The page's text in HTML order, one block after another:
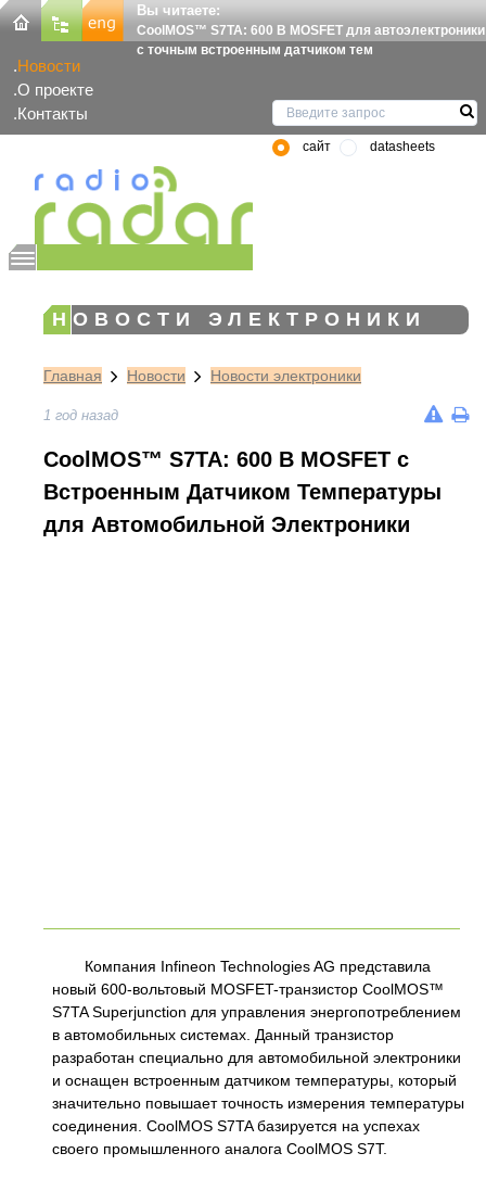
Вы читаете:
CoolMOS™ S7TA: 600 В MOSFET для автоэлектроники
с точным встроенным датчиком тем
Новости
О проекте
Контакты
сайт datasheets
НОВОСТИ ЭЛЕКТРОНИКИ
Главная Новости Новости электроники
1 год назад
CoolMOS™ S7TA: 600 В MOSFET с
Встроенным Датчиком Температуры
для Автомобильной Электроники
Компания Infineon Technologies AG представила
новый 600-вольтовый MOSFET-транзистор CoolMOS™
S7TA Superjunction для управления энергопотреблением
в автомобильных системах. Данный транзистор
разработан специально для автомобильной электроники
и оснащен встроенным датчиком температуры, который
значительно повышает точность измерения температуры
соединения. CoolMOS S7TA базируется на успехах
своего промышленного аналога CoolMOS S7T.